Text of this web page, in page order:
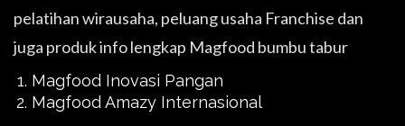
pelatihan wirausaha, peluang usaha Franchise dan
juga produk info lengkap Magfood bumbu tabur
Magfood Inovasi Pangan
Magfood Amazy Internasional